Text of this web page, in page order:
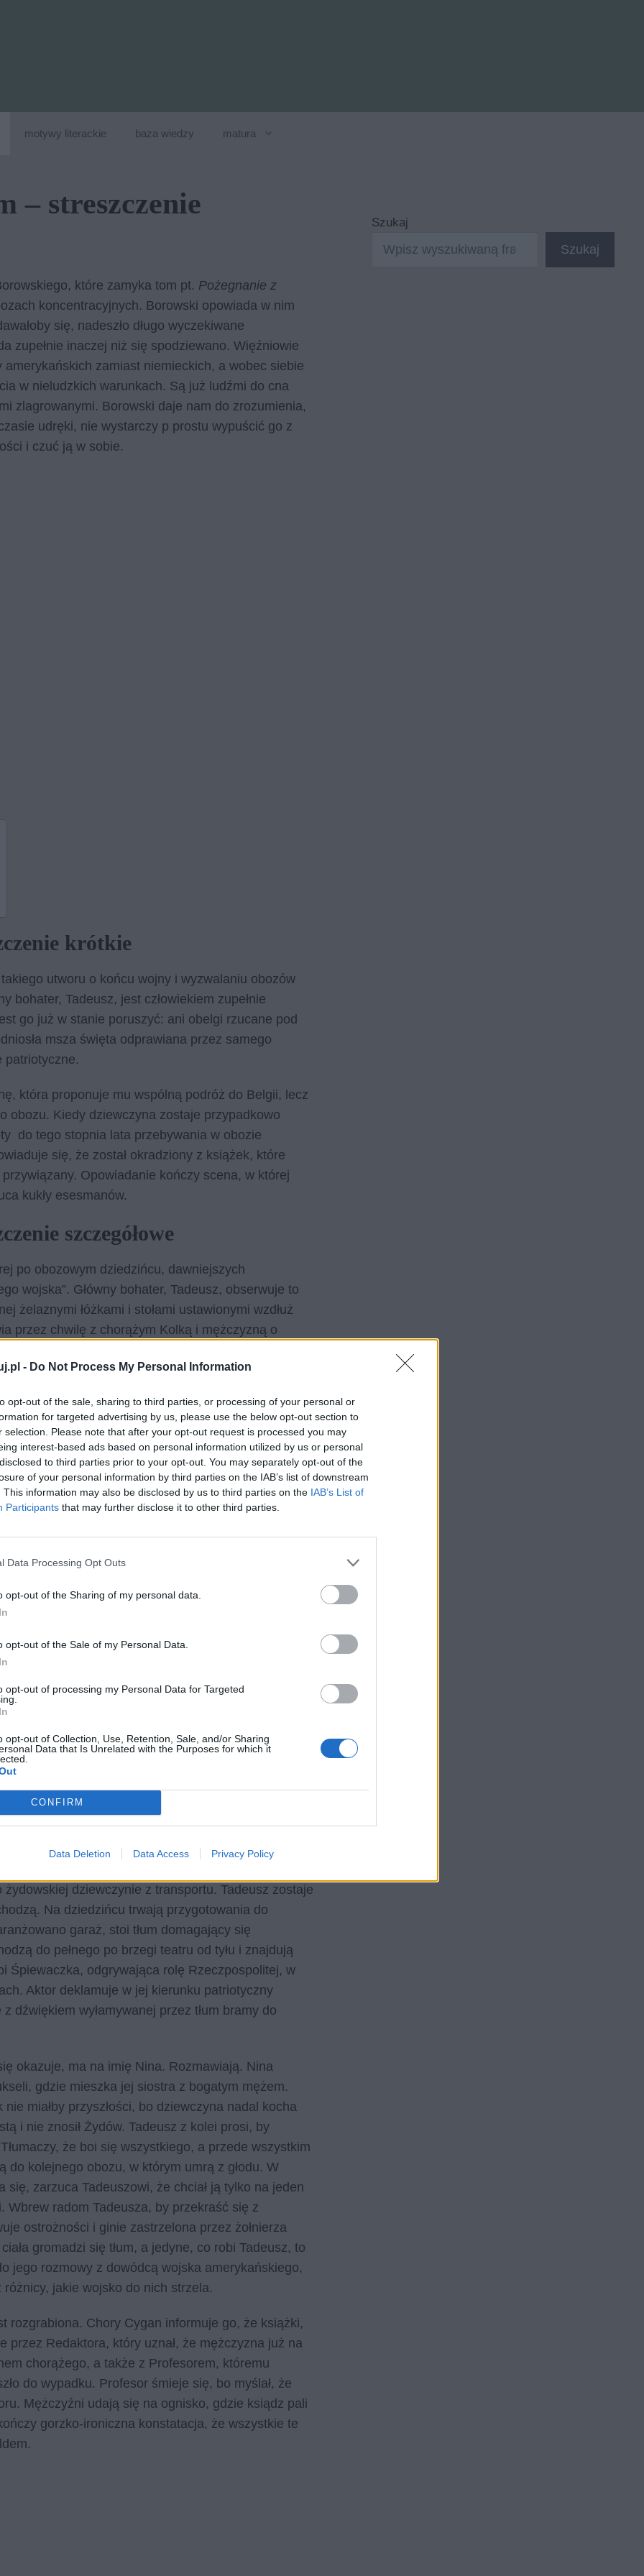
- Do Not Process My Personal Information
opt-out of the sale, sharing to third parties, or processing of your personal or
for targeted advertising by us, please use the below opt-out section to
selection. Please note that after your opt-out request is processed you may
interest-based ads based on personal information utilized by us or personal
to third parties prior to your opt-out. You may separately opt-out of the
of your personal information by third parties on the IAB’s list of downstream
This information may also be disclosed by us to third parties on the IAB’s List of
Participants that may further disclose it to other third parties.
Data Processing Opt Outs
opt-out of the Sharing of my personal data.
opt-out of the Sale of my Personal Data.
opt-out of processing my Personal Data for Targeted
opt-out of Collection, Use, Retention, Sale, and/or Sharing
Data that Is Unrelated with the Purposes for which it
CONFIRM
Data Deletion Data Access Privacy Policy
motywy literackie baza wiedzy matura
– streszczenie
które zamyka tom pt. Pożegnanie z
koncentracyjnych. Borowski opowiada w nim
się, nadeszło długo wyczekiwane
zupełnie inaczej niż się spodziewano. Więźniowie
zamiast niemieckich, a wobec siebie
w nieludzkich warunkach. Są już ludźmi do cna
zlagrowanymi. Borowski daje nam do zrozumienia,
udręki, nie wystarczy p prostu wypuścić go z
i czuć ją w sobie.
krótkie
utworu o końcu wojny i wyzwalaniu obozów
bohater, Tadeusz, jest człowiekiem zupełnie
go już w stanie poruszyć: ani obelgi rzucane pod
msza święta odprawiana przez samego
patriotyczne.
która proponuje mu wspólną podróż do Belgii, lecz
obozu. Kiedy dziewczyna zostaje przypadkowo
do tego stopnia lata przebywania w obozie
się, że został okradziony z książek, które
Opowiadanie kończy scena, w której
kukły esesmanów.
szczegółowe
po obozowym dziedzińcu, dawniejszych
wojska”. Główny bohater, Tadeusz, obserwuje to
żelaznymi łóżkami i stołami ustawionymi wzdłuż
przez chwilę z chorążym Kolką i mężczyzną o
za oknami wojsko, okradanie żydowskich
pojmowany patriotyzm. Tadeusz w którymś
przez chorążego, Stefan zaś wspomina
się w obozie, by przeżyć. Chorąży i Stefan są bliscy
że widać arcybiskupa podążającego na mszę.
które w zasadzie nie było nikomu
oficerów wojska, Aktora oraz Śpiewaczkę, o której
Po krótkiej rozmowie z Redaktorem, który zaprasza
razu trafia na dwójkę ludzi z nowego transportu
żydowskiego pochodzenia oraz Profesor, z
oprowadza dziewczynę po obozie. Okazuje się,
zdegustowana warunkami panującymi w obozie.
przerywa akcja pacyfikacyjna Amerykanów.
kucharzy.
Rozmawia z jednym z nich o Stefanie i o jego
dziewczynie z transportu. Tadeusz zostaje
Na dziedzińcu trwają przygotowania do
garaż, stoi tłum domagający się
do pełnego po brzegi teatru od tyłu i znajdują
Śpiewaczka, odgrywająca rolę Rzeczpospolitej, w
Aktor deklamuje w jej kierunku patriotyczny
dźwiękiem wyłamywanej przez tłum bramy do
okazuje, ma na imię Nina. Rozmawiają. Nina
gdzie mieszka jej siostra z bogatym mężem.
miałby przyszłości, bo dziewczyna nadal kocha
i nie znosił Żydów. Tadeusz z kolei prosi, by
że boi się wszystkiego, a przede wszystkim
do kolejnego obozu, w którym umrą z głodu. W
zarzuca Tadeuszowi, że chciał ją tylko na jeden
Wbrew radom Tadeusza, by przekraść się z
ostrożności i ginie zastrzelona przez żołnierza
gromadzi się tłum, a jedyne, co robi Tadeusz, to
jego rozmowy z dowódcą wojska amerykańskiego,
jakie wojsko do nich strzela.
rozgrabiona. Chory Cygan informuje go, że książki,
przez Redaktora, który uznał, że mężczyzna już na
chorążego, a także z Profesorem, któremu
do wypadku. Profesor śmieje się, bo myślał, że
Mężczyźni udają się na ognisko, gdzie ksiądz pali
gorzko-ironiczna konstatacja, że wszystkie te
Szukaj
Szukaj